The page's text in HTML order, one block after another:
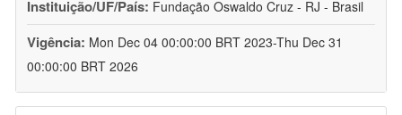
Instituição/UF/País: Fundação Oswaldo Cruz - RJ - Brasil
Vigência: Mon Dec 04 00:00:00 BRT 2023-Thu Dec 31
00:00:00 BRT 2026